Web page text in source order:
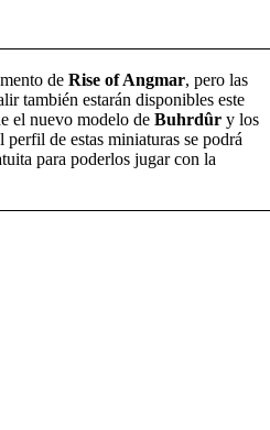
de Rise of Angmar, pero las
también estarán disponibles este
el nuevo modelo de Buhrdûr y los
perfil de estas miniaturas se podrá
para poderlos jugar con la